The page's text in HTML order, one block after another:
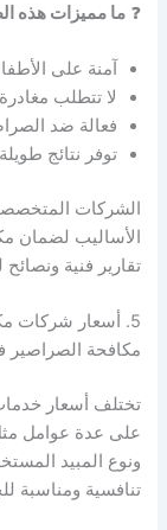
❓ما مميزات هذه
آمنة على
لا تتطلب
فعالة ضد
توفر نتائج
الشركات
الأساليب لضمان
تقارير فنية
5. أسعار شركات
مكافحة الصراصير
تختلف أسعار
على عدة عوامل
ونوع المبيد
تنافسية ومناسبة